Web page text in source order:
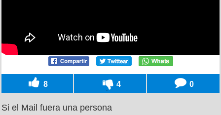
8 4 0
Si el Mail fuera una persona